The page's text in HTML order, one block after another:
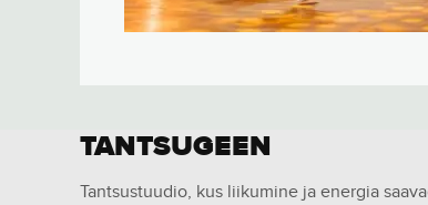
TANTSUGEEN
Tantsustuudio, kus liikumine ja energia